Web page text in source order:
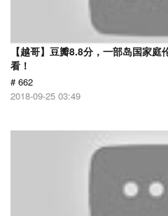
【越哥】豆瓣8.8分，一部岛国家
看！
# 662
2018-09-25 03:49